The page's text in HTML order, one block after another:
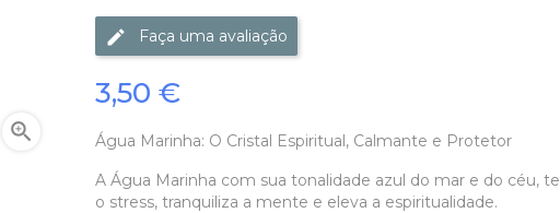

Faça uma avaliação
3,50 €
Água Marinha: O Cristal Espiritual, Calmante e Protetor
A Água Marinha com sua tonalidade azul do mar e do céu,
o stress, tranquiliza a mente e eleva a espiritualidade.